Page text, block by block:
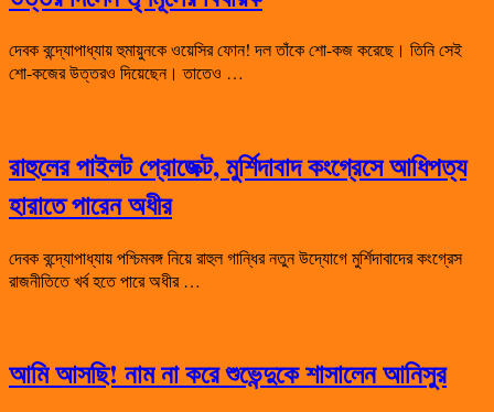
দেবক বন্দ্যোপাধ্যায় হুমায়ুনকে ওয়েসির ফোন! দল তাঁকে শো-কজ করেছে। তিনি সেই
শো-কজের উত্তরও দিয়েছেন। তাতেও …
রাহুলের পাইলট প্রোজেক্ট, মুর্শিদাবাদ কংগ্রেসে আধিপত্য
হারাতে পারেন অধীর
দেবক বন্দ্যোপাধ্যায় পশ্চিমবঙ্গ নিয়ে রাহুল গান্ধির নতুন উদ্যোগে মুর্শিদাবাদের কংগ্রেস
রাজনীতিতে খর্ব হতে পারে অধীর …
আমি আসছি! নাম না করে শুভেন্দুকে শাসালেন আনিসুর